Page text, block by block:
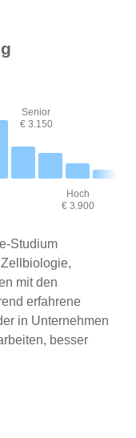
Senior
€ 3.150
Hoch
€ 3.900
Studium
mit den
erfahrene
in Unternehmen
besser